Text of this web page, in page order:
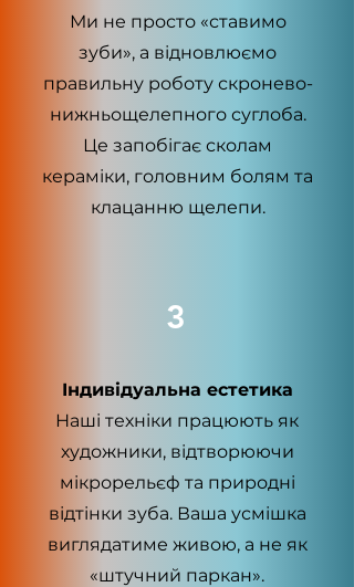
Ми не просто «ставимо
зуби», а відновлюємо
правильну роботу скронево-
нижньощелепного суглоба.
Це запобігає сколам
кераміки, головним болям та
клацанню щелепи.
3
Індивідуальна естетика
Наші техніки працюють як
художники, відтворюючи
мікрорельєф та природні
відтінки зуба. Ваша усмішка
виглядатиме живою, а не як
«штучний паркан».